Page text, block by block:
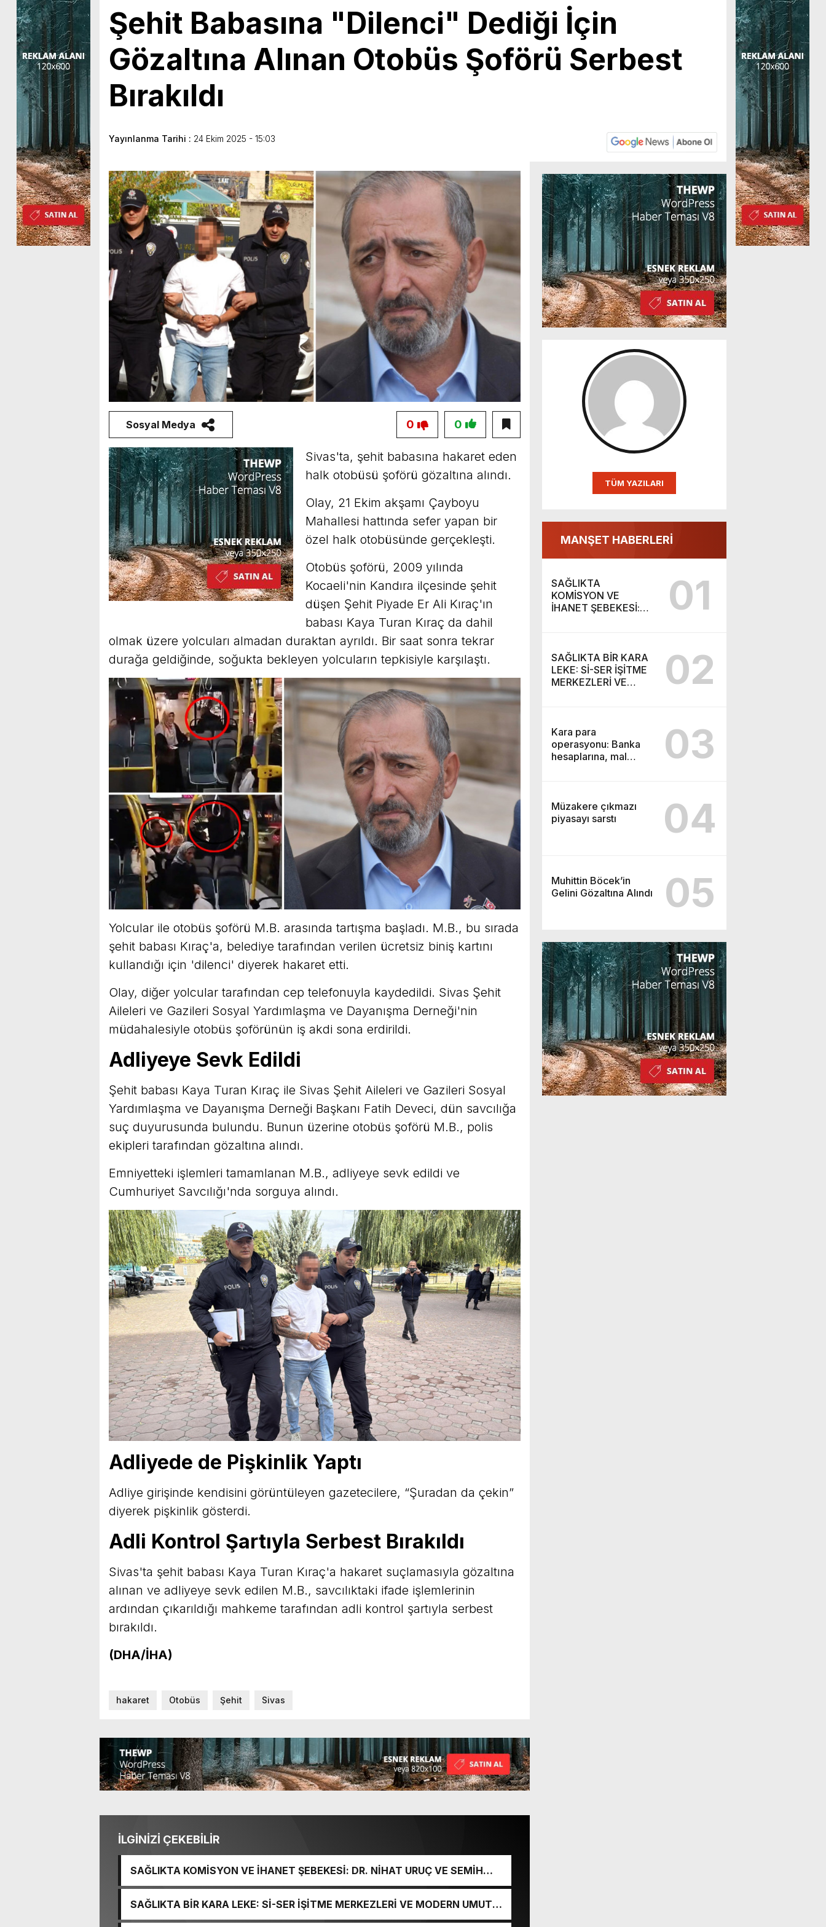
Şehit Babasına "Dilenci" Dediği İçin
Gözaltına Alınan Otobüs Şoförü Serbest
Bırakıldı
Yayınlanma Tarihi : 24 Ekim 2025 - 15:03
TÜM YAZILARI
MANŞET HABERLERİ
SAĞLIKTA
KOMİSYON VE
İHANET ŞEBEKESİ:
VURGUNU!
01
SAĞLIKTA BİR KARA
LEKE: Sİ-SER İŞİTME
MERKEZLERİ VE
02
Kara para
operasyonu: Banka
hesaplarına, mal
03
Müzakere çıkmazı
piyasayı sarstı
04
Muhittin Böcek’in
Gelini Gözaltına Alındı
05
Sosyal Medya 0
0
Sivas'ta, şehit babasına hakaret eden
halk otobüsü şoförü gözaltına alındı.
Olay, 21 Ekim akşamı Çayboyu
Mahallesi hattında sefer yapan bir
özel halk otobüsünde gerçekleşti.
Otobüs şoförü, 2009 yılında
Kocaeli'nin Kandıra ilçesinde şehit
düşen Şehit Piyade Er Ali Kıraç'ın
babası Kaya Turan Kıraç da dahil
olmak üzere yolcuları almadan duraktan ayrıldı. Bir saat sonra tekrar
durağa geldiğinde, soğukta bekleyen yolcuların tepkisiyle karşılaştı.
Yolcular ile otobüs şoförü M.B. arasında tartışma başladı. M.B., bu sırada
şehit babası Kıraç'a, belediye tarafından verilen ücretsiz biniş kartını
kullandığı için 'dilenci' diyerek hakaret etti.
Olay, diğer yolcular tarafından cep telefonuyla kaydedildi. Sivas Şehit
Aileleri ve Gazileri Sosyal Yardımlaşma ve Dayanışma Derneği'nin
müdahalesiyle otobüs şoförünün iş akdi sona erdirildi.
Adliyeye Sevk Edildi
Şehit babası Kaya Turan Kıraç ile Sivas Şehit Aileleri ve Gazileri Sosyal
Yardımlaşma ve Dayanışma Derneği Başkanı Fatih Deveci, dün savcılığa
suç duyurusunda bulundu. Bunun üzerine otobüs şoförü M.B., polis
ekipleri tarafından gözaltına alındı.
Emniyetteki işlemleri tamamlanan M.B., adliyeye sevk edildi ve
Cumhuriyet Savcılığı'nda sorguya alındı.
Adliyede de Pişkinlik Yaptı
Adliye girişinde kendisini görüntüleyen gazetecilere, “Şuradan da çekin”
diyerek pişkinlik gösterdi.
Adli Kontrol Şartıyla Serbest Bırakıldı
Sivas'ta şehit babası Kaya Turan Kıraç'a hakaret suçlamasıyla gözaltına
alınan ve adliyeye sevk edilen M.B., savcılıktaki ifade işlemlerinin
ardından çıkarıldığı mahkeme tarafından adli kontrol şartıyla serbest
bırakıldı.
(DHA/İHA)
hakaret Otobüs Şehit Sivas
İLGİNİZİ ÇEKEBİLİR
SAĞLIKTA KOMİSYON VE İHANET ŞEBEKESİ: DR. NİHAT URUÇ VE SEMİH
SAĞLIKTA BİR KARA LEKE: Sİ-SER İŞİTME MERKEZLERİ VE MODERN UMUT